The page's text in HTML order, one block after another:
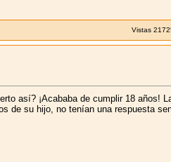
Vistas
así? ¡Acababa de cumplir 18 años!
de su hijo, no tenían una respuesta